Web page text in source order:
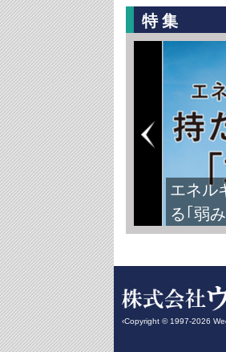
特集
エネル
る｢弱
‹Copyright © 1997-2026